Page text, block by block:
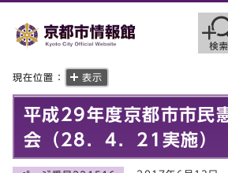
現在位置： 表示
平成29年度京都市市民
会（28．4．21実施）